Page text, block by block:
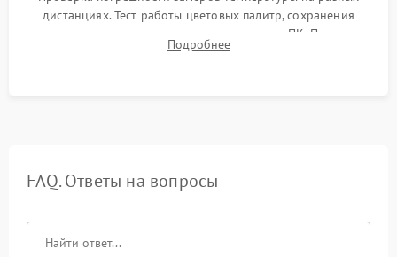
дистанциях. Тест работы цветовых палитр, сохранения
термограмм в память и передачи данных на ПК. Проверка
автономности работы и итоговый контроль качества.
Подробнее
FAQ. Ответы на вопросы